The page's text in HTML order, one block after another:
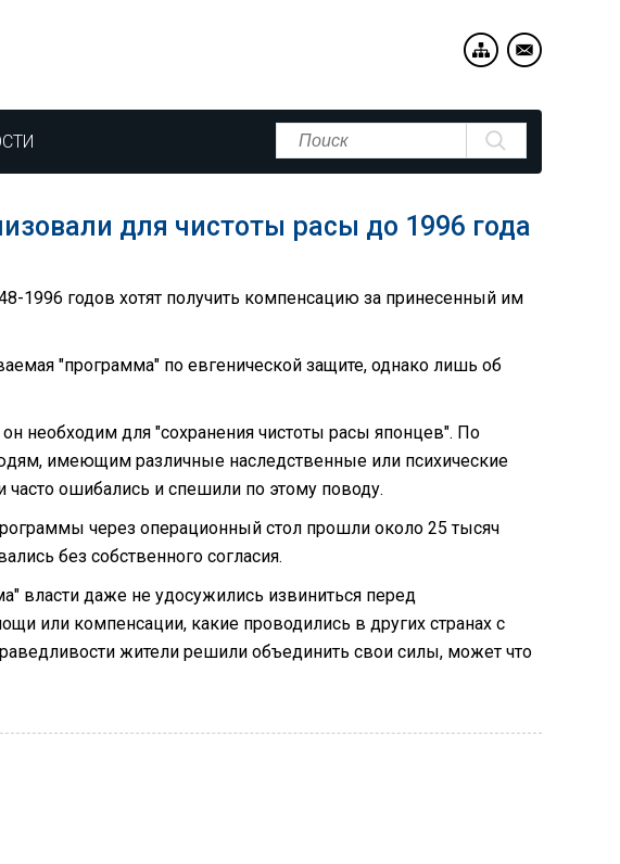
для чистоты расы до 1996 года
1996 годов хотят получить компенсацию за принесенный им
"программа" по евгенической защите, однако лишь об
необходим для "сохранения чистоты расы японцев". По
имеющим различные наследственные или психические
часто ошибались и спешили по этому поводу.
через операционный стол прошли около 25 тысяч
без собственного согласия.
власти даже не удосужились извиниться перед
или компенсации, какие проводились в других странах с
жители решили объединить свои силы, может что